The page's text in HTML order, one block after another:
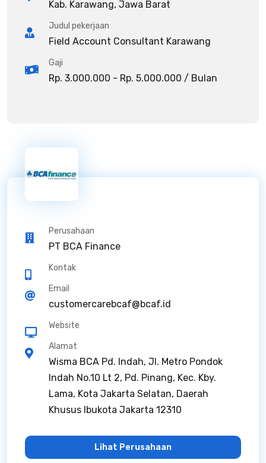
Kab. Karawang, Jawa Barat
Judul pekerjaan
Field Account Consultant Karawang
Gaji
Rp. 3.000.000 - Rp. 5.000.000 / Bulan
Perusahaan
PT BCA Finance
Kontak
Email
customercarebcaf@bcaf.id
Website
Alamat
Wisma BCA Pd. Indah, Jl. Metro Pondok
Indah No.10 Lt 2, Pd. Pinang, Kec. Kby.
Lama, Kota Jakarta Selatan, Daerah
Khusus Ibukota Jakarta 12310
Lihat Perusahaan